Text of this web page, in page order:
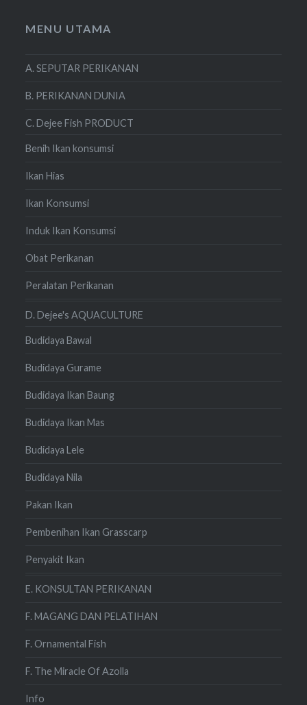
MENU UTAMA
A. SEPUTAR PERIKANAN
B. PERIKANAN DUNIA
C. Dejee Fish PRODUCT
Benih Ikan konsumsi
Ikan Hias
Ikan Konsumsi
Induk Ikan Konsumsi
Obat Perikanan
Peralatan Perikanan
D. Dejee's AQUACULTURE
Budidaya Bawal
Budidaya Gurame
Budidaya Ikan Baung
Budidaya Ikan Mas
Budidaya Lele
Budidaya Nila
Pakan Ikan
Pembenihan Ikan Grasscarp
Penyakit Ikan
E. KONSULTAN PERIKANAN
F. MAGANG DAN PELATIHAN
F. Ornamental Fish
F. The Miracle Of Azolla
Info